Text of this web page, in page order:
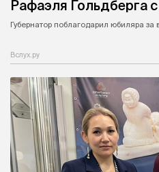
Рафаэля Гольдберга
Губернатор поблагодарил юбиляра за
Вслух.ру